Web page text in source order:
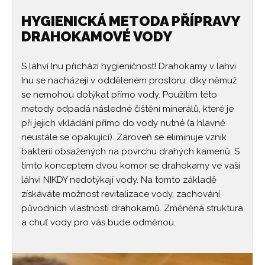
HYGIENICKÁ METODA PŘÍPRAVY
DRAHOKAMOVÉ VODY
S láhví Inu přichází hygieničnost! Drahokamy v lahvi
Inu se nacházejí v odděleném prostoru, díky němuž
se nemohou dotýkat přímo vody. Použitím této
metody odpadá následné čištění minerálů, které je
při jejich vkládání přímo do vody nutné (a hlavně
neustále se opakující). Zároveň se eliminuje vznik
bakterií obsažených na povrchu drahých kamenů. S
tímto konceptem dvou komor se drahokamy ve vaší
láhvi NIKDY nedotýkají vody. Na tomto základě
získáváte možnost revitalizace vody, zachování
původních vlastností drahokamů. Změněná struktura
a chuť vody pro vás bude odměnou.